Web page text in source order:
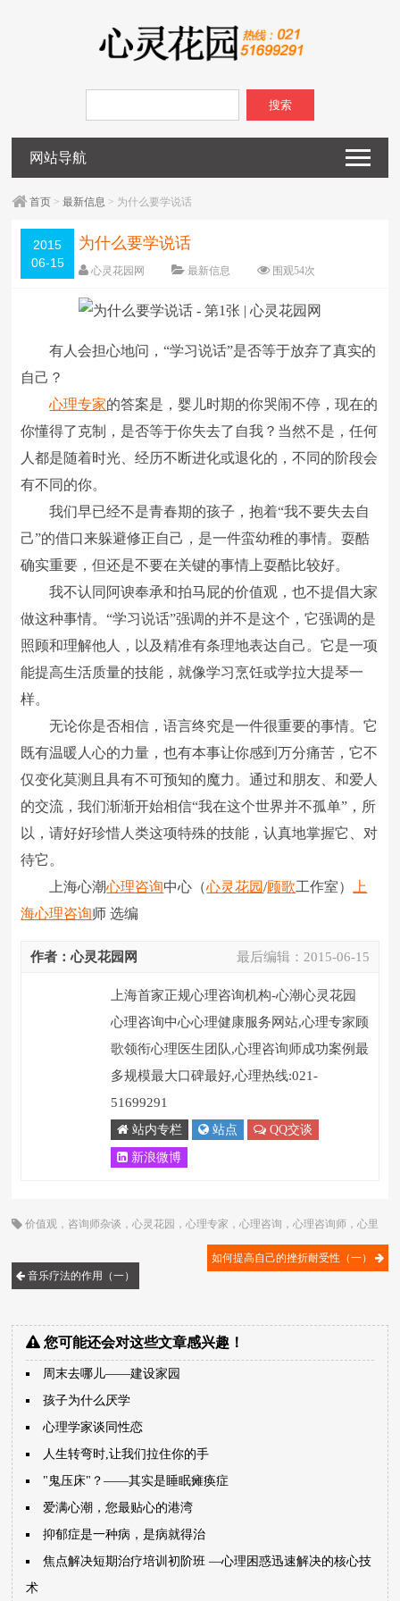
搜索
网站导航
首页 >最新信息 > 为什么要学说话
2015
06-15
为什么要学说话
心灵花园网 最新信息 围观54次
字体：大 中 小
有人会担心地问，“学习说话”是否等于放弃了真实的
自己？
心理专家的答案是，婴儿时期的你哭闹不停，现在的
你懂得了克制，是否等于你失去了自我？当然不是，任何
人都是随着时光、经历不断进化或退化的，不同的阶段会
有不同的你。
我们早已经不是青春期的孩子，抱着“我不要失去自
己”的借口来躲避修正自己，是一件蛮幼稚的事情。耍酷
确实重要，但还是不要在关键的事情上耍酷比较好。
我不认同阿谀奉承和拍马屁的价值观，也不提倡大家
做这种事情。“学习说话”强调的并不是这个，它强调的是
照顾和理解他人，以及精准有条理地表达自己。它是一项
能提高生活质量的技能，就像学习烹饪或学拉大提琴一
样。
无论你是否相信，语言终究是一件很重要的事情。它
既有温暖人心的力量，也有本事让你感到万分痛苦，它不
仅变化莫测且具有不可预知的魔力。通过和朋友、和爱人
的交流，我们渐渐开始相信“我在这个世界并不孤单”，所
以，请好好珍惜人类这项特殊的技能，认真地掌握它、对
待它。
上海心潮心理咨询中心（心灵花园/顾歌工作室）
上
海心理咨询师 选编
最后编辑： 2015-06-15
作者：心灵花园网
上海首家正规心理咨询机构-心潮心灵花园
心理咨询中心心理健康服务网站,心理专家顾
歌领衔心理医生团队,心理咨询师成功案例最
多规模最大口碑最好,心理热线:021-
51699291
站内专栏 站点 QQ交谈
新浪微博
价值观 ， 咨询师杂谈 ，心灵花园 ，心理专家 ，心理咨询 ，心理咨询师 ，心里
音乐疗法的作用（一）
如何提高自己的挫折耐受性（一）
您可能还会对这些文章感兴趣！
周末去哪儿——建设家园
孩子为什么厌学
心理学家谈同性恋
人生转弯时,让我们拉住你的手
"鬼压床"？――其实是睡眠瘫痪症
爱满心潮，您最贴心的港湾
抑郁症是一种病，是病就得治
焦点解决短期治疗培训初阶班 ―心理困惑迅速解决的核心技
术